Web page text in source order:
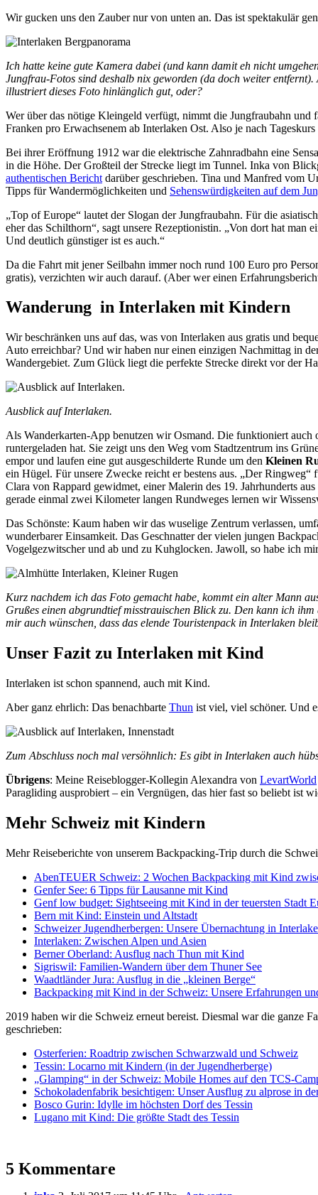
Wir gucken uns den Zauber nur von unten an. Das ist spektakulär
Ich hatte keine gute Kamera dabei (und kann damit eh nicht
Jungfrau-Fotos sind deshalb nix geworden (da doch weiter
illustriert dieses Foto hinlänglich gut, oder?
Wer über das nötige Kleingeld verfügt, nimmt die Jungfraubahn und
Franken pro Erwachsenem ab Interlaken Ost. Also je nach
Bei ihrer Eröffnung 1912 war die elektrische Zahnradbahn eine
in die Höhe. Der Großteil der Strecke liegt im Tunnel. Inka von
authentischen Bericht darüber geschrieben. Tina und Manfred vom
Tipps für Wandermöglichkeiten und Sehenswürdigkeiten auf dem
„Top of Europe“ lautet der Slogan der Jungfraubahn. Für die
eher das Schilthorn“, sagt unsere Rezeptionistin. „Von dort hat
Und deutlich günstiger ist es auch.“
Da die Fahrt mit jener Seilbahn immer noch rund 100 Euro pro
gratis), verzichten wir auch darauf. (Aber wer einen
Wanderung in Interlaken mit Kindern
Wir beschränken uns auf das, was von Interlaken aus gratis und
Auto erreichbar? Und wir haben nur einen einzigen Nachmittag in
Wandergebiet. Zum Glück liegt die perfekte Strecke direkt vor der
Ausblick auf Interlaken.
Als Wanderkarten-App benutzen wir Osmand. Die funktioniert
runtergeladen hat. Sie zeigt uns den Weg vom Stadtzentrum ins
empor und laufen eine gut ausgeschilderte Runde um den Kleinen
ein Hügel. Für unsere Zwecke reicht er bestens aus. „Der Ringweg“
Clara von Rappard gewidmet, einer Malerin des 19. Jahrhunderts
gerade einmal zwei Kilometer langen Rundweges lernen wir
Das Schönste: Kaum haben wir das wuselige Zentrum verlassen,
wunderbarer Einsamkeit. Das Geschnatter der vielen jungen
Vogelgezwitscher und ab und zu Kuhglocken. Jawoll, so habe ich
Kurz nachdem ich das Foto gemacht habe, kommt ein alter Mann
Grußes einen abgrundtief misstrauischen Blick zu. Den kann ich
mir auch wünschen, dass das elende Touristenpack in Interlaken
Unser Fazit zu Interlaken mit Kind
Interlaken ist schon spannend, auch mit Kind.
Aber ganz ehrlich: Das benachbarte Thun ist viel, viel schöner. Und
Zum Abschluss noch mal versöhnlich: Es gibt in Interlaken auch
Übrigens: Meine Reiseblogger-Kollegin Alexandra von LevartWorld
Paragliding ausprobiert – ein Vergnügen, das hier fast so beliebt ist
Mehr Schweiz mit Kindern
Mehr Reiseberichte von unserem Backpacking-Trip durch die
AbenTEUER Schweiz: 2 Wochen Backpacking mit Kind
Genfer See: 6 Tipps für Lausanne mit Kind
Genf low budget: Sightseeing mit Kind in der teuersten Stadt
Bern mit Kind: Einstein und Altstadt
Schweizer Jugendherbergen: Unsere Übernachtung in
Interlaken: Zwischen Alpen und Asien
Berner Oberland: Ausflug nach Thun mit Kind
Sigriswil: Familien-Wandern über dem Thuner See
Waadtländer Jura: Ausflug in die „kleinen Berge“
Backpacking mit Kind in der Schweiz: Unsere Erfahrungen
2019 haben wir die Schweiz erneut bereist. Diesmal war die ganze
geschrieben:
Osterferien: Roadtrip zwischen Schwarzwald und Schweiz
Tessin: Locarno mit Kindern (in der Jugendherberge)
„Glamping“ in der Schweiz: Mobile Homes auf den TCS-
Schokoladenfabrik besichtigen: Unser Ausflug zu alprose in
Bosco Gurin: Idylle im höchsten Dorf des Tessin
Lugano mit Kind: Die größte Stadt des Tessin
5 Kommentare